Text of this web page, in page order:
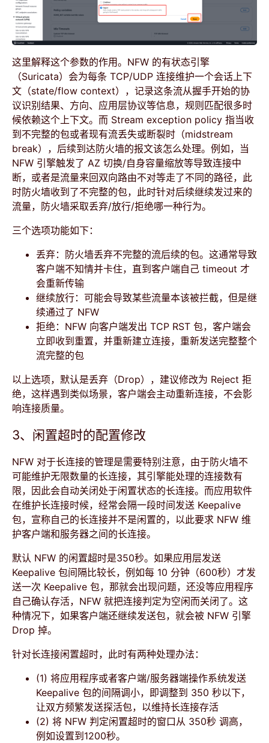
这里解释这个参数的作用。NFW 的有状态引擎
（Suricata）会为每条 TCP/UDP 连接维护一个会话上下
文（state/flow context），记录这条流从握手开始的协
议识别结果、方向、应用层协议等信息，规则匹配很多时
候依赖这个上下文。而 Stream exception policy 指当收
到不完整的包或者现有流丢失或断裂时（midstream
break），后续到达防火墙的报文该怎么处理。例如，当
NFW 引擎触发了 AZ 切换/自身容量缩放等导致连接中
断，或者是流量来回双向路由不对等走了不同的路径，此
时防火墙收到了不完整的包，此时针对后续继续发过来的
流量，防火墙采取丢弃/放行/拒绝哪一种行为。
三个选项功能如下：
丢弃：防火墙丢弃不完整的流后续的包。这通常导致
客户端不知情并卡住，直到客户端自己 timeout 才
会重新传输
继续放行：可能会导致某些流量本该被拦截，但是继
续通过了 NFW
拒绝：NFW 向客户端发出 TCP RST 包，客户端会
立即收到重置，并重新建立连接，重新发送完整整个
流完整的包
以上选项，默认是丢弃（Drop），建议修改为 Reject 拒
绝，这样遇到类似场景，客户端会主动重新连接，不会影
响连接质量。
3、闲置超时的配置修改
NFW 对于长连接的管理是需要特别注意，由于防火墙不
可能维护无限数量的长连接，其引擎能处理的连接数有
限，因此会自动关闭处于闲置状态的长连接。而应用软件
在维护长连接时候，经常会隔一段时间发送 Keepalive
包，宣称自己的长连接并不是闲置的，以此要求 NFW 维
护客户端和服务器之间的长连接。
默认 NFW 的闲置超时是350秒。如果应用层发送
Keepalive 包间隔比较长，例如每 10 分钟（600秒）才发
送一次 Keepalive 包，那就会出现问题，还没等应用程序
自己确认存活，NFW 就把连接判定为空闲而关闭了。这
种情况下，如果客户端还继续发送包，就会被 NFW 引擎
Drop 掉。
针对长连接闲置超时，此时有两种处理办法：
(1) 将应用程序或者客户端/服务器端操作系统发送
Keepalive 包的间隔调小，即调整到 350 秒以下，
让双方频繁发送探活包，以维持长连接存活
(2) 将 NFW 判定闲置超时的窗口从 350秒 调高，
例如设置到1200秒。